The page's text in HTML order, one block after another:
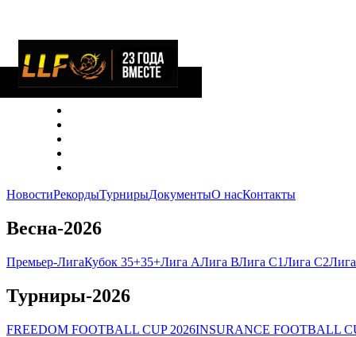
НовостиРекордыТурнирыДокументыО насКонтакты
Весна-2026
Премьер-ЛигаКубок 35+35+Лига АЛига ВЛига C1Лига C2
Турниры-2026
FREEDOM FOOTBALL CUP 2026INSURANCE FOOTBALL